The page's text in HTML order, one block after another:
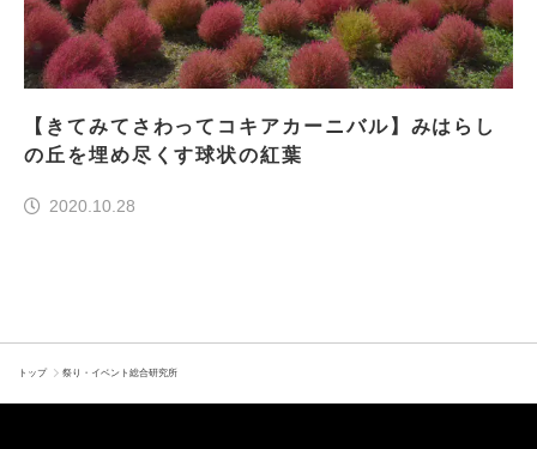
【きてみてさわってコキアカーニバル】みはらし
の丘を埋め尽くす球状の紅葉
2020.10.28
トップ 祭り・イベント総合研究所